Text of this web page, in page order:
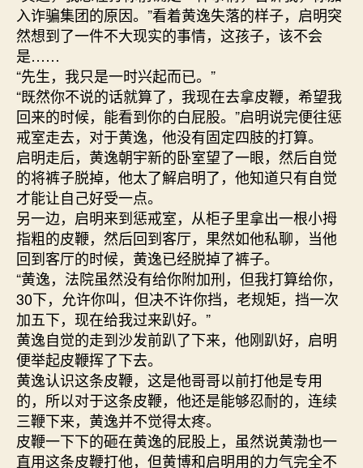
入诈骗集团的原因。”看着黄逸失落的样子，启明突
然想到了一件不大现实的事情，这孩子，该不会
是……
“先生，我只是一时兴起而已。”
“既然你不说的话就算了，我现在去拿皮鞭，希望我
回来的时候，能看到你的白屁股。”启明说完便往惩
戒室走去，对于黄逸，他没有固定四肢的打算。
启明走后，黄逸朝宇新的卧室望了一眼，然后自觉
的将裤子脱掉，他太了解启明了，他知道只有自觉
才能让自己好受一点。
另一边，启明来到惩戒室，从柜子里拿出一根小拇
指粗的皮鞭，然后回到客厅，果然如他私聊，当他
回到客厅的时候，黄逸已经脱掉了裤子。
“黄逸，法院虽然没有给你附加刑，但我打算给你，
30下，允许你叫，但决不许你挡，老规矩，挡一次
加五下，现在给我过来趴好。”
黄逸自觉的走到沙发前趴了下来，他刚趴好，启明
便举起皮鞭挥了下去。
黄逸认识这条皮鞭，这是他哥哥以前打他是专用
的，所以对于这条皮鞭，他还是能够忍耐的，连续
三鞭下来，黄逸并不觉得太疼。
皮鞭一下下的砸在黄逸的屁股上，虽然说黄渤也一
直用这条皮鞭打他，但黄博和启明用的力气完全不